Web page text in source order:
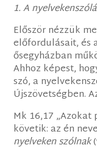
1. A
Először nézzük
előfordulásait, és
ősegyházban
Ahhoz képest,
szó, a
Újszövetségben.
Mk 16,17
követik: az én
nyelveken szólnak